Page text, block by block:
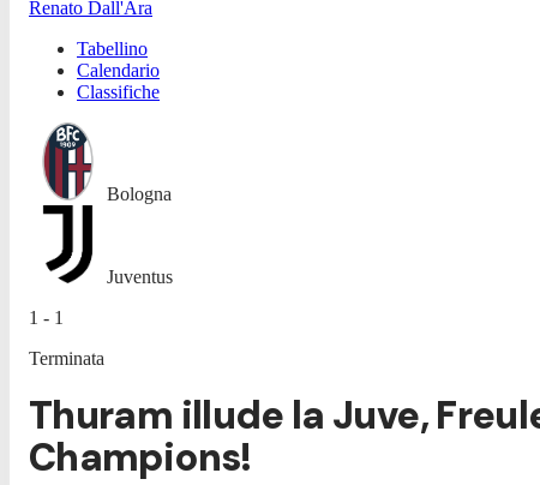
Renato Dall'Ara
Tabellino
Calendario
Classifiche
Bologna
Juventus
1 - 1
Terminata
Thuram illude la Juve,
Champions!